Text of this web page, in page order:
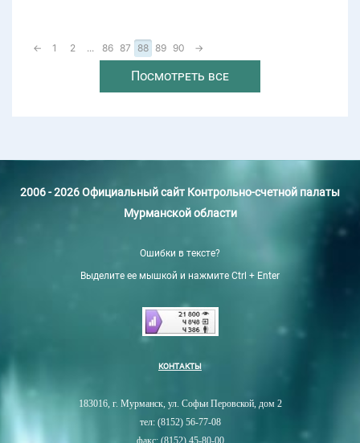
← 1 2 ... 86 87 88 89 90 →
Посмотреть все
2006 - 2026 Официальный сайт Контрольно-счетной палаты
Мурманской области
Ошибки в тексте?
Выделите ее мышкой и нажмите Ctrl + Enter
КОНТАКТЫ
183016, г. Мурманск, ул. Софьи Перовской, дом 2
тел: (8152) 56-77-08